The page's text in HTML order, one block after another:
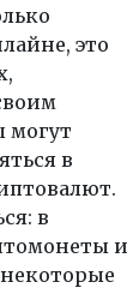
это
могут
в
в
и